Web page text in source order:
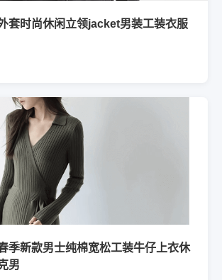
套时尚休闲立领jacket男装工装衣服
季新款男士纯棉宽松工装牛仔上衣休
男